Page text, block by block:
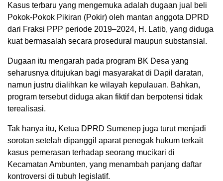
Kasus terbaru yang mengemuka adalah dugaan jual beli
Pokok-Pokok Pikiran (Pokir) oleh mantan anggota DPRD
dari Fraksi PPP periode 2019–2024, H. Latib, yang diduga
kuat bermasalah secara prosedural maupun substansial.
Dugaan itu mengarah pada program BK Desa yang
seharusnya ditujukan bagi masyarakat di Dapil daratan,
namun justru dialihkan ke wilayah kepulauan. Bahkan,
program tersebut diduga akan fiktif dan berpotensi tidak
terealisasi.
Tak hanya itu, Ketua DPRD Sumenep juga turut menjadi
sorotan setelah dipanggil aparat penegak hukum terkait
kasus pemerasan terhadap seorang mucikari di
Kecamatan Ambunten, yang menambah panjang daftar
kontroversi di tubuh legislatif.